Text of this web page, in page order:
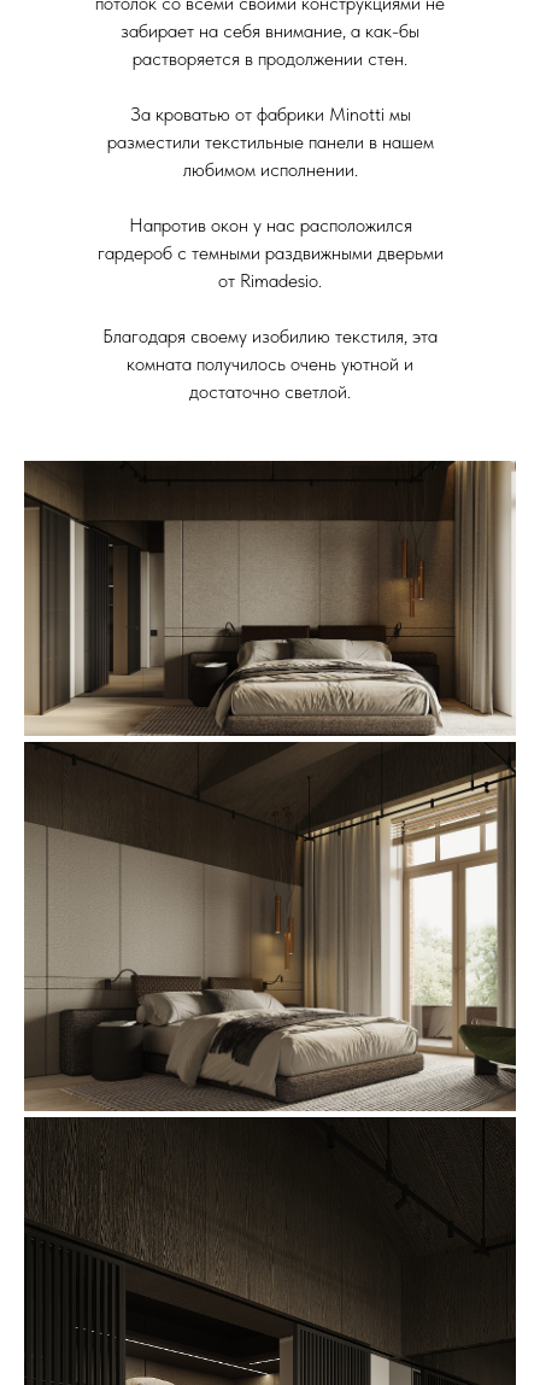
забирает на себя внимание, а как-бы
растворяется в продолжении стен.
За кроватью от фабрики Minotti мы
разместили текстильные панели в нашем
любимом исполнении.
Напротив окон у нас расположился
гардероб с темными раздвижными дверьми
от Rimadesio.
Благодаря своему изобилию текстиля, эта
комната получилось очень уютной и
достаточно светлой.